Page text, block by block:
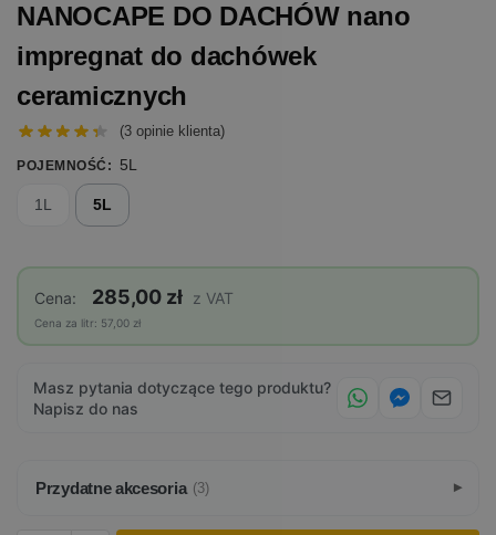
NANOCAPE DO DACHÓW nano
impregnat do dachówek
ceramicznych
(3 opinie klienta)
POJEMNOŚĆ : 5L
1L 5L
Cena: 285,00 zł z VAT
Cena za litr: 57,00 zł
Masz pytania dotyczące tego produktu?
Napisz do nas
Przydatne akcesoria (3)